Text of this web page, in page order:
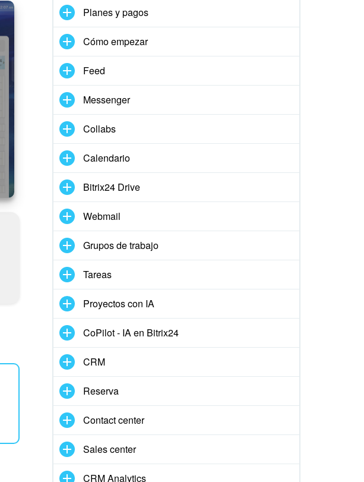
Planes y pagos
Cómo empezar
Feed
Messenger
Collabs
Calendario
Bitrix24 Drive
Webmail
Grupos de trabajo
Tareas
Proyectos con IA
CoPilot - IA en Bitrix24
CRM
Reserva
Contact center
Sales center
CRM Analytics